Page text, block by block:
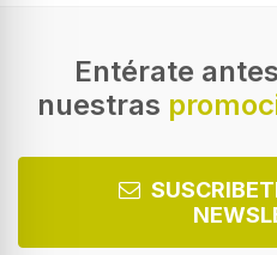
Entérate
nuestras